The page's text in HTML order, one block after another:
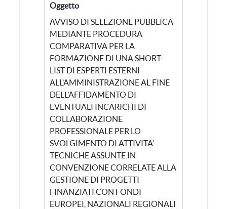
Oggetto
AVVISO DI SELEZIONE PUBBLICA
MEDIANTE PROCEDURA
COMPARATIVA PER LA
FORMAZIONE DI UNA SHORT-
LIST DI ESPERTI ESTERNI
ALL’AMMINISTRAZIONE AL FINE
DELL’AFFIDAMENTO DI
EVENTUALI INCARICHI DI
COLLABORAZIONE
PROFESSIONALE PER LO
SVOLGIMENTO DI ATTIVITA’
TECNICHE ASSUNTE IN
CONVENZIONE CORRELATE ALLA
GESTIONE DI PROGETTI
FINANZIATI CON FONDI
EUROPEI, NAZIONALI REGIONALI